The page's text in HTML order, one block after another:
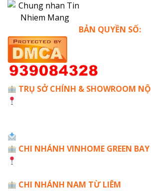
BẢN QUYỀN SỐ:
TRỤ SỞ CHÍNH & SHOWROOM
CHI NHÁNH VINHOME GREEN BAY
CHI NHÁNH NAM TỪ LIÊM